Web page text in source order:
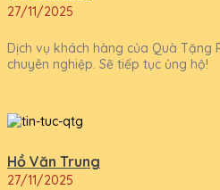
27/11/2025
Dịch vụ khách hàng của Quà Tặng
chuyên nghiệp. Sẽ tiếp tục ủng hộ!
Hồ Văn Trung
27/11/2025